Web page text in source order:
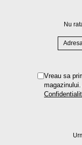
Nu
Vreau sa